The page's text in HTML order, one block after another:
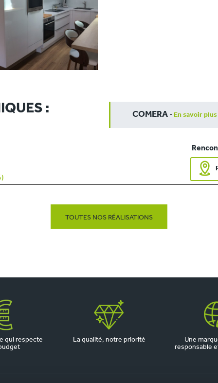
: COMERA - En savoir plus
TOUTES NOS RÉALISATIONS
qui respecte
La qualité, notre priorité
Une
responsable